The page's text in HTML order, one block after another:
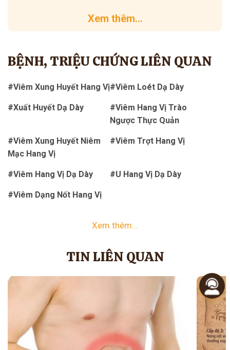
Xem thêm...
BỆNH, TRIỆU CHỨNG LIÊN QUAN
#Viêm Xung Huyết Hang Vị#Viêm Loét Dạ Dày
#Xuất Huyết Dạ Dày
#Viêm Hang Vị Trào
Ngược Thực Quản
#Viêm Xung Huyết Niêm
Mạc Hang Vị
#Viêm Trợt Hang Vị
#Viêm Hang Vị Dạ Dày #U Hang Vị Dạ Dày
#Viêm Dạng Nốt Hang Vị
Xem thêm...
TIN LIÊN QUAN